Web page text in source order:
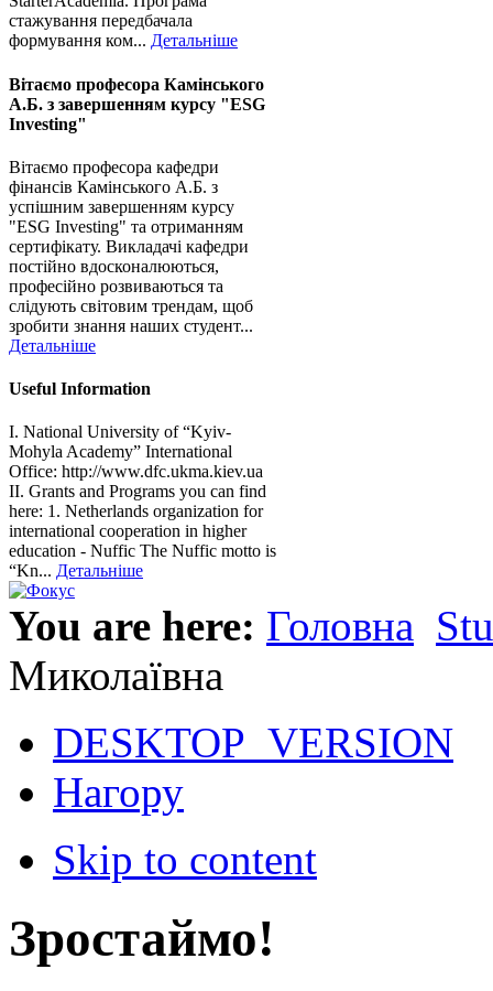
стажування передбачала
формування ком... Детальніше
Вітаємо професора Камінського
А.Б. з завершенням курсу "ESG
Investing"
Вітаємо професора кафедри
фінансів Камінського А.Б. з
успішним завершенням курсу
"ESG Investing" та отриманням
сертифікату. Викладачі кафедри
постійно вдосконалюються,
професійно розвиваються та
слідують світовим трендам, щоб
зробити знання наших студент...
Детальніше
Useful Information
I. National University of “Kyiv-
Mohyla Academy” International
Office: http://www.dfc.ukma.kiev.ua
ІІ. Grants and Programs you can find
here: 1. Netherlands organization for
international cooperation in higher
education - Nuffic The Nuffic motto is
“Kn... Детальніше
You are here: Головна
Миколаївна
DESKTOP_VERSION
Нагору
Skip to content
Зростаймо!